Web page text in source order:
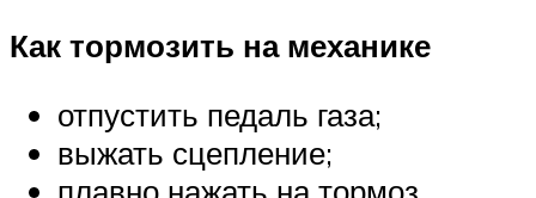
Как тормозить на механике
отпустить педаль газа;
выжать сцепление;